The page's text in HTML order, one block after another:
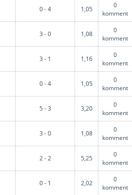
0 - 4 1,05
0
komment
3 - 0 1,08
0
komment
3 - 1 1,16
0
komment
0 - 4 1,05
0
komment
5 - 3 3,20
0
komment
3 - 0 1,08
0
komment
2 - 2 5,25
0
komment
0 - 1 2,02
0
komment